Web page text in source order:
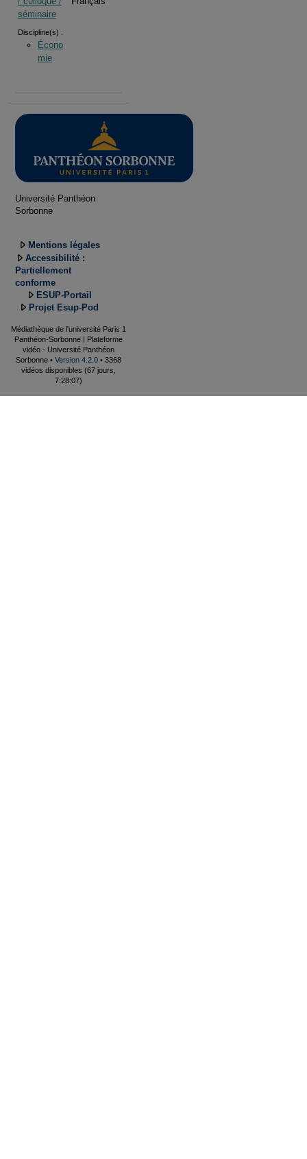
séminaire
Discipline(s) :
Écono
mie
Université Panthéon
Sorbonne
Mentions légales
Accessibilité :
Partiellement
conforme
ESUP-Portail
Projet Esup-Pod
Médiathèque de l'université Paris 1
Panthéon-Sorbonne | Plateforme
vidéo - Université Panthéon
Sorbonne • Version 4.2.0 • 3368
vidéos disponibles (67 jours,
7:28:07)